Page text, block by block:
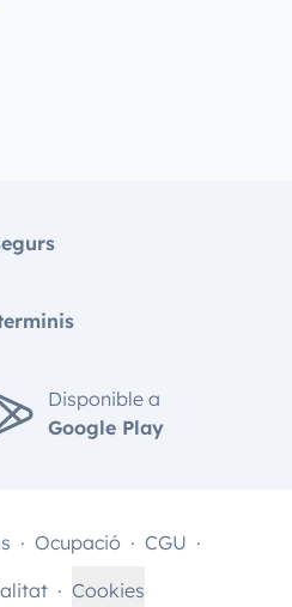
Disponible a
Google Play
Ocupació
CGU
Cookies